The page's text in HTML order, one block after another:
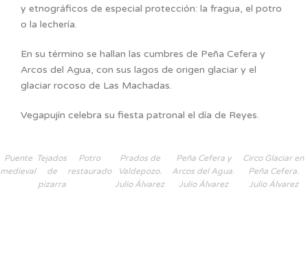
y etnográficos de especial protección: la fragua, el potro
o la lechería.
En su término se hallan las cumbres de Peña Cefera y
Arcos del Agua, con sus lagos de origen glaciar y el
glaciar rocoso de Las Machadas.
Vegapujín celebra su fiesta patronal el día de Reyes.
Puente
medieval
Tejados
de
pizarra
Potro
restaurado
Prados de
Valdepozo.
Julio Álvarez
Peña Cefera y
Arcos del Agua.
Julio Álvarez
Circo Glaciar en
Peña Cefera.
Julio Álvarez